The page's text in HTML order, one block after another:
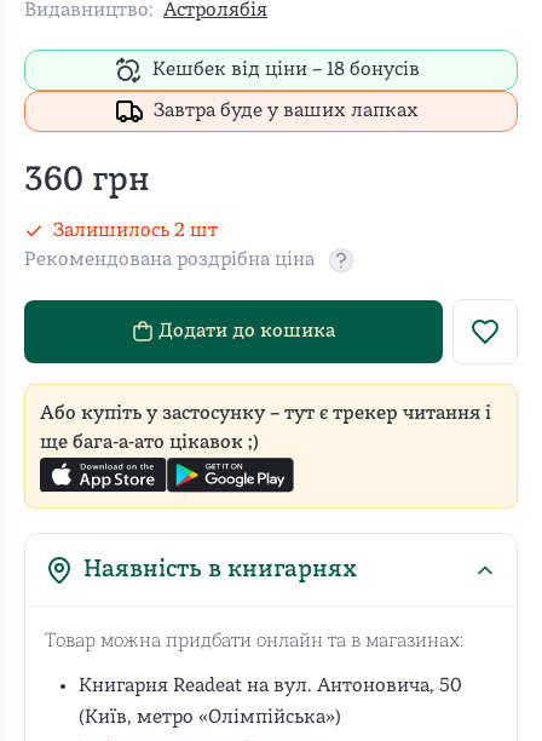
Видавництво: Астролябія
Кешбек від ціни – 18бонусів
Завтра буде у ваших лапках
360 грн
Залишилось 2 шт
Рекомендована роздрібна ціна
Додати до кошика
Або купіть у застосунку – тут є трекер читання і
ще бага-а-ато цікавок ;)
Наявність в книгарнях
Товар можна придбати онлайн та в магазинах:
Книгарня Readeat на вул. Антоновича, 50
(Київ, метро «Олімпійська»)